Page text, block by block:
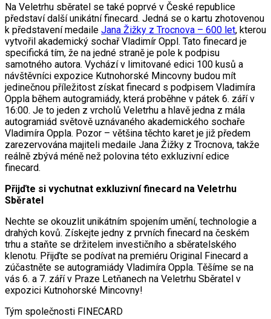
Na Veletrhu sběratel se také poprvé v České republice
představí další unikátní finecard. Jedná se o kartu zhotovenou
k představení medaile Jana Žižky z Trocnova – 600 let, kterou
vytvořil akademický sochař Vladimír Oppl. Tato finecard je
specifická tím, že na jedné straně je pole k podpisu
samotného autora. Vychází v limitované edici 100 kusů a
návštěvníci expozice Kutnohorské Mincovny budou mít
jedinečnou příležitost získat finecard s podpisem Vladimíra
Oppla během autogramiády, která proběhne v pátek 6. září v
16:00. Je to jeden z vrcholů Veletrhu a hlavě jedna z mála
autogramiád světově uznávaného akademického sochaře
Vladimíra Oppla. Pozor – většina těchto karet je již předem
zarezervována majiteli medaile Jana Žižky z Trocnova, takže
reálně zbývá méně než polovina této exkluzivní edice
finecard.
Přijďte si vychutnat exkluzivní finecard na Veletrhu
Sběratel
Nechte se okouzlit unikátním spojením umění, technologie a
drahých kovů. Získejte jedny z prvních finecard na českém
trhu a staňte se držitelem investičního a sběratelského
klenotu. Přijďte se podívat na premiéru Original Finecard a
zúčastněte se autogramiády Vladimíra Oppla. Těšíme se na
vás 6. a 7. září v Praze Letňanech na Veletrhu Sběratel v
expozici Kutnohorské Mincovny!
Tým společnosti FINECARD